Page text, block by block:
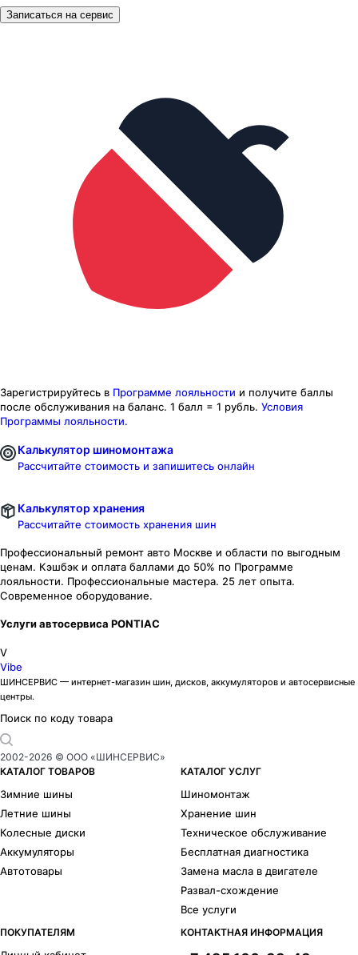
Записаться на сервис
Зарегистрируйтесь в Программе лояльности и получите баллы
после обслуживания на баланс. 1 балл = 1 рубль. Условия
Программы лояльности.
Калькулятор шиномонтажа
Рассчитайте стоимость и запишитесь онлайн
Калькулятор хранения
Рассчитайте стоимость хранения шин
Профессиональный ремонт авто Москве и области по выгодным
ценам. Кэшбэк и оплата баллами до 50% по Программе
лояльности. Профессиональные мастера. 25 лет опыта.
Современное оборудование.
Услуги автосервиса PONTIAC
V
Vibe
ШИНСЕРВИС — интернет-магазин шин, дисков, аккумуляторов и автосервисные
центры.
Поиск по коду товара
2002-2026 © ООО «ШИНСЕРВИС»
КАТАЛОГ ТОВАРОВ
Зимние шины
Летние шины
Колесные диски
Аккумуляторы
Автотовары
КАТАЛОГ УСЛУГ
Шиномонтаж
Хранение шин
Техническое обслуживание
Бесплатная диагностика
Замена масла в двигателе
Развал-схождение
Все услуги
ПОКУПАТЕЛЯМ КОНТАКТНАЯ ИНФОРМАЦИЯ